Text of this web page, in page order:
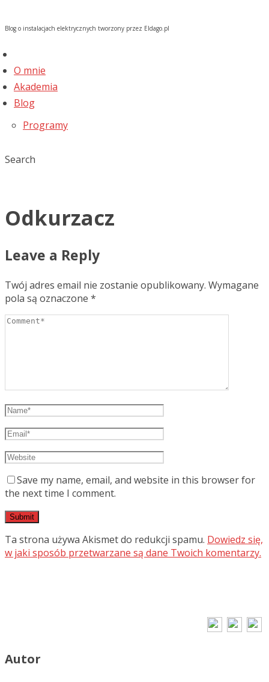
Blog o instalacjach elektrycznych tworzony przez Eldago.pl
O mnie
Akademia
Blog
Programy
Search
Odkurzacz
Leave a Reply
Twój adres email nie zostanie opublikowany. Wymagane
pola są oznaczone *
Save my name, email, and website in this browser for
the next time I comment.
Ta strona używa Akismet do redukcji spamu. Dowiedz się,
w jaki sposób przetwarzane są dane Twoich komentarzy.
Autor